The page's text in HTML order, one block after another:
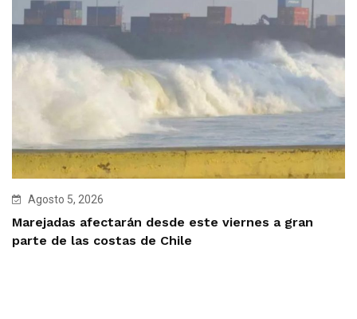
Agosto 5, 2026
Marejadas afectarán desde este viernes a gran
parte de las costas de Chile